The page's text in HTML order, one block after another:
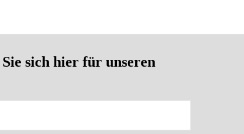
sich hier für unseren